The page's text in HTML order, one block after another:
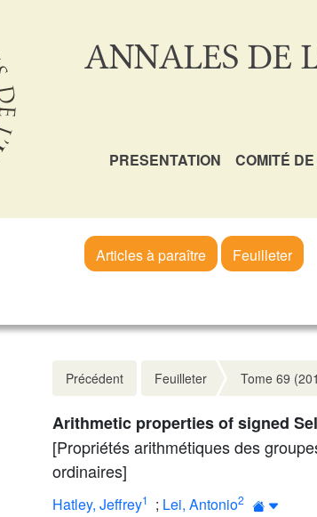
ANNALES DE
PRESENTATION COMITÉ
Articles à paraître
Feuilleter
Précédent Feuilleter Tome 69
Arithmetic properties of signed
[Propriétés arithmétiques des
ordinaires]
Hatley, Jeffrey1 ; Lei, Antonio2